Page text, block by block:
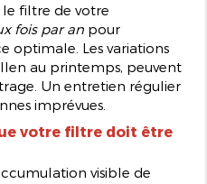
filtre de votre
fois par an pour
optimale. Les variations
au printemps, peuvent
Un entretien régulier
imprévues.
votre filtre doit être
visible de